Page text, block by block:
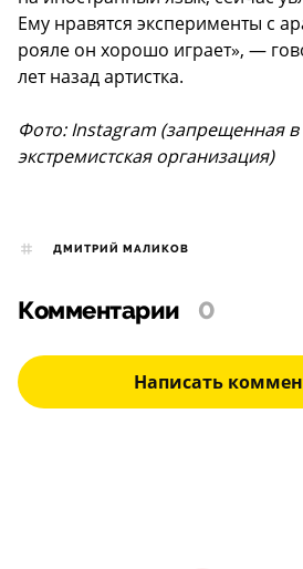
Ему нравятся эксперименты с
рояле он хорошо играет», —
лет назад артистка.
Фото: Instagram (запрещенная в
экстремистская организация)
ДМИТРИЙ МАЛИКОВ
Комментарии 0
Написать